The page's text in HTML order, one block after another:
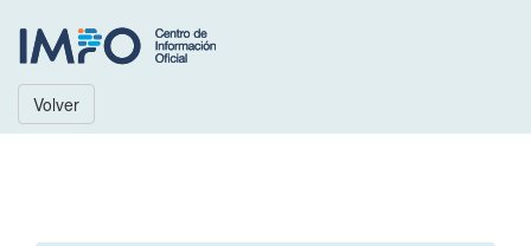
Volver